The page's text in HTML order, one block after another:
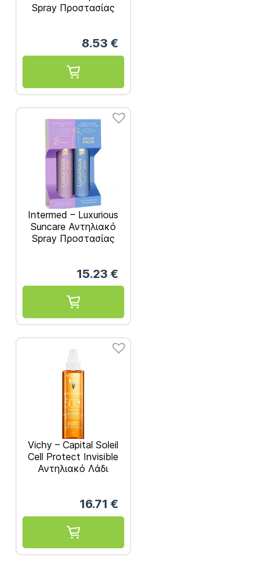
Spray Προστασίας
8.53 €
Intermed – Luxurious
Suncare Αντηλιακό
Spray Προστασίας
Κυματιστά Μαλλιά
200ml
15.23 €
Vichy – Capital Soleil
Cell Protect Invisible
Αντηλιακό Λάδι
16.71 €